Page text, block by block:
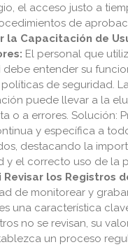
el acceso justo a
de
la Capacitación de
El personal que
debe entender su
políticas de seguridad.
puede llevar a la
o a errores. Solución:
y específica a
destacando la
y el correcto uso de la
Revisar los Registros
de monitorear y
una característica
no se revisan, su
un proceso